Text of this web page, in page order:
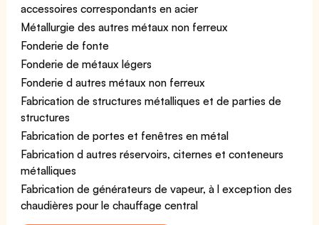
accessoires correspondants en acier
Métallurgie des autres métaux non ferreux
Fonderie de fonte
Fonderie de métaux légers
Fonderie d autres métaux non ferreux
Fabrication de structures métalliques et de parties de
structures
Fabrication de portes et fenêtres en métal
Fabrication d autres réservoirs, citernes et conteneurs
métalliques
Fabrication de générateurs de vapeur, à l exception des
chaudières pour le chauffage central